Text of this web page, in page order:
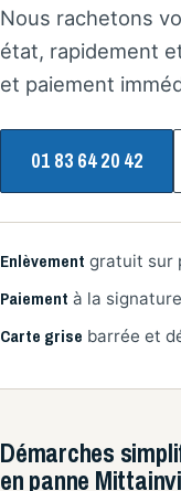
Nous rachetons
état, rapidement
et paiement
01 83 64 20 42
Enlèvement gratuit sur
Paiement à la signature
Carte grise barrée et
Démarches
en panne